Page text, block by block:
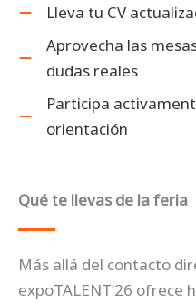
Lleva tu CV
Aprovecha las
dudas reales
Participa
orientación
Qué te llevas de la feria
Más allá del contacto
expoTALENT’26